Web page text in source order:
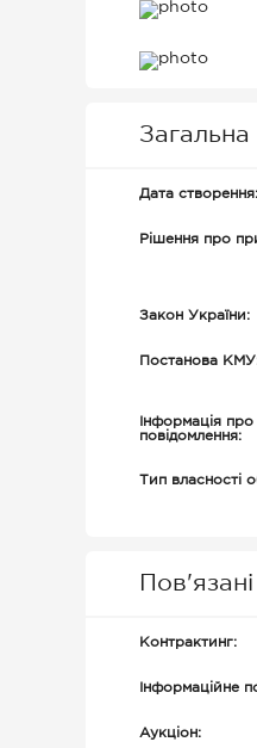
книг (2
Загальна
Дата створення:
Рішення про
Закон України:
Постанова
Інформація
повідомлення:
Тип власності
Контрактинг:
Інформаційне
Аукціон: